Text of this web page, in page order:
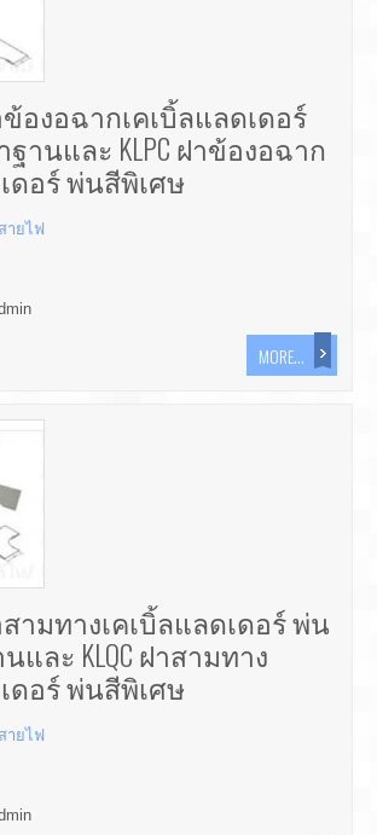
าข้องอฉากเคเบิ้ลแลดเดอร์
านและ KLPC ฝาข้องอฉาก
ดอร์ พ่นสีพิเศษ
ายไฟ
MORE...
าสามทางเคเบิ้ลแลดเดอร์ พ่น
และ KLQC ฝาสามทาง
ดอร์ พ่นสีพิเศษ
ายไฟ